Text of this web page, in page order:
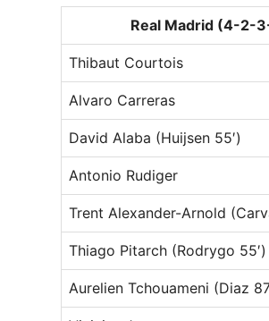
Real Madrid (4-2-3-
Thibaut Courtois
Alvaro Carreras
David Alaba (Huijsen 55′)
Antonio Rudiger
Trent Alexander-Arnold
Thiago Pitarch (Rodrygo 55′)
Aurelien Tchouameni (Diaz